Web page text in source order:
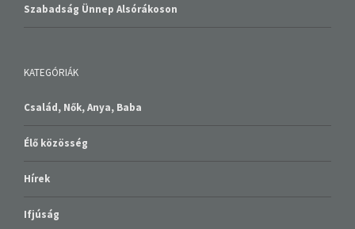
Szabadság Ünnep Alsórákoson
KATEGÓRIÁK
Család, Nők, Anya, Baba
Élő közösség
Hírek
Ifjúság